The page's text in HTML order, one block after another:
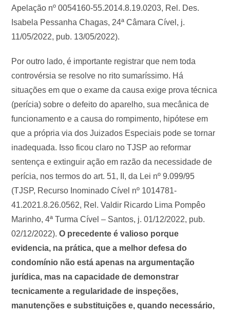
Apelação nº 0054160-55.2014.8.19.0203, Rel. Des.
Isabela Pessanha Chagas, 24ª Câmara Cível, j.
11/05/2022, pub. 13/05/2022).
Por outro lado, é importante registrar que nem toda
controvérsia se resolve no rito sumaríssimo. Há
situações em que o exame da causa exige prova técnica
(perícia) sobre o defeito do aparelho, sua mecânica de
funcionamento e a causa do rompimento, hipótese em
que a própria via dos Juizados Especiais pode se tornar
inadequada. Isso ficou claro no TJSP ao reformar
sentença e extinguir ação em razão da necessidade de
perícia, nos termos do art. 51, II, da Lei nº 9.099/95
(TJSP, Recurso Inominado Cível nº 1014781-
41.2021.8.26.0562, Rel. Valdir Ricardo Lima Pompêo
Marinho, 4ª Turma Cível – Santos, j. 01/12/2022, pub.
02/12/2022).O precedente é valioso porque
evidencia, na prática, que a melhor defesa do
condomínio não está apenas na argumentação
jurídica, mas na capacidade de demonstrar
tecnicamente a regularidade de inspeções,
manutenções e substituições e, quando necessário,